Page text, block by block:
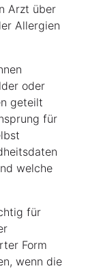
Arzt über
Allergien
oder
geteilt
für
welche
für
Form
wenn die